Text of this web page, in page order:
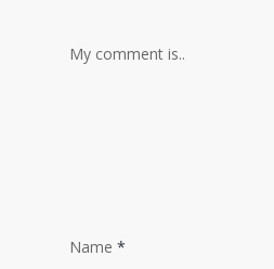
My comment is..
Name *